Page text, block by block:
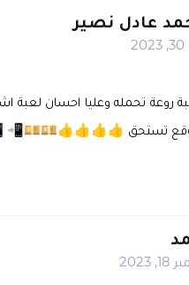
عادل نصير
روعة تحمله وعليا احسان لعبة
تستحق
2023